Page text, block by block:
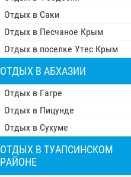
Отдых в Саки
Отдых в Песчаное Крым
Отдых в поселке Утес Крым
ОТДЫХ В АБХАЗИИ
Отдых в Гагре
Отдых в Пицунде
Отдых в Сухуме
ОТДЫХ В ТУАПСИНСКОМ
РАЙОНЕ